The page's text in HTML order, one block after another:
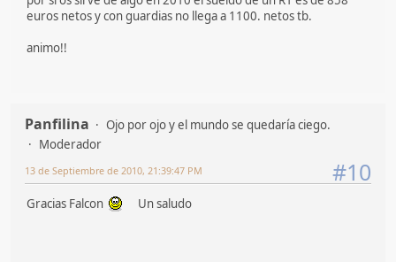
euros netos y con guardias no llega a 1100. netos tb.
animo!!
Panfilina
Ojo por ojo y el mundo se quedaría ciego.
Moderador
#10
13 de Septiembre de 2010, 21:39:47 PM
Gracias Falcon Un saludo